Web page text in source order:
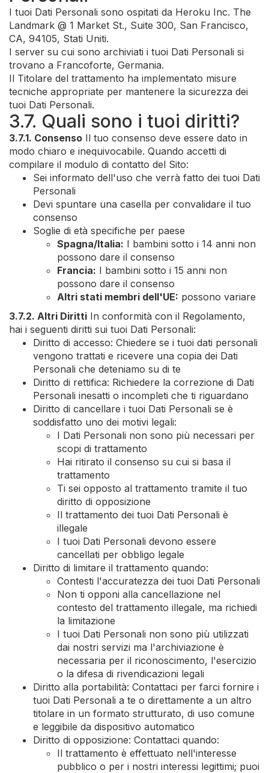
I tuoi Dati Personali sono ospitati da Heroku Inc. The
Landmark @ 1 Market St., Suite 300, San Francisco,
CA, 94105, Stati Uniti.
I server su cui sono archiviati i tuoi Dati Personali si
trovano a Francoforte, Germania.
Il Titolare del trattamento ha implementato misure
tecniche appropriate per mantenere la sicurezza dei
tuoi Dati Personali.
3.7. Quali sono i tuoi diritti?
3.7.1. Consenso Il tuo consenso deve essere dato in
modo chiaro e inequivocabile. Quando accetti di
compilare il modulo di contatto del Sito:
Sei informato dell'uso che verrà fatto dei tuoi Dati
Personali
Devi spuntare una casella per convalidare il tuo
consenso
Soglie di età specifiche per paese
Spagna/Italia: I bambini sotto i 14 anni non
possono dare il consenso
Francia: I bambini sotto i 15 anni non
possono dare il consenso
Altri stati membri dell'UE: possono variare
3.7.2. Altri Diritti In conformità con il Regolamento,
hai i seguenti diritti sui tuoi Dati Personali:
Diritto di accesso: Chiedere se i tuoi dati personali
vengono trattati e ricevere una copia dei Dati
Personali che deteniamo su di te
Diritto di rettifica: Richiedere la correzione di Dati
Personali inesatti o incompleti che ti riguardano
Diritto di cancellare i tuoi Dati Personali se è
soddisfatto uno dei motivi legali:
I Dati Personali non sono più necessari per
scopi di trattamento
Hai ritirato il consenso su cui si basa il
trattamento
Ti sei opposto al trattamento tramite il tuo
diritto di opposizione
Il trattamento dei tuoi Dati Personali è
illegale
I tuoi Dati Personali devono essere
cancellati per obbligo legale
Diritto di limitare il trattamento quando:
Contesti l'accuratezza dei tuoi Dati Personali
Non ti opponi alla cancellazione nel
contesto del trattamento illegale, ma richiedi
la limitazione
I tuoi Dati Personali non sono più utilizzati
dai nostri servizi ma l'archiviazione è
necessaria per il riconoscimento, l'esercizio
o la difesa di rivendicazioni legali
Diritto alla portabilità: Contattaci per farci fornire i
tuoi Dati Personali a te o direttamente a un altro
titolare in un formato strutturato, di uso comune
e leggibile da dispositivo automatico
Diritto di opposizione: Contattaci quando:
Il trattamento è effettuato nell'interesse
pubblico o per i nostri interessi legittimi; puoi